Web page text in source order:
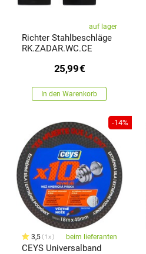
auf lager
Richter Stahlbeschläge
RK.ZADAR.WC.CE
25,99€
In den Warenkorb
-14%
3,5 1x beim lieferanten
CEYS Universalband